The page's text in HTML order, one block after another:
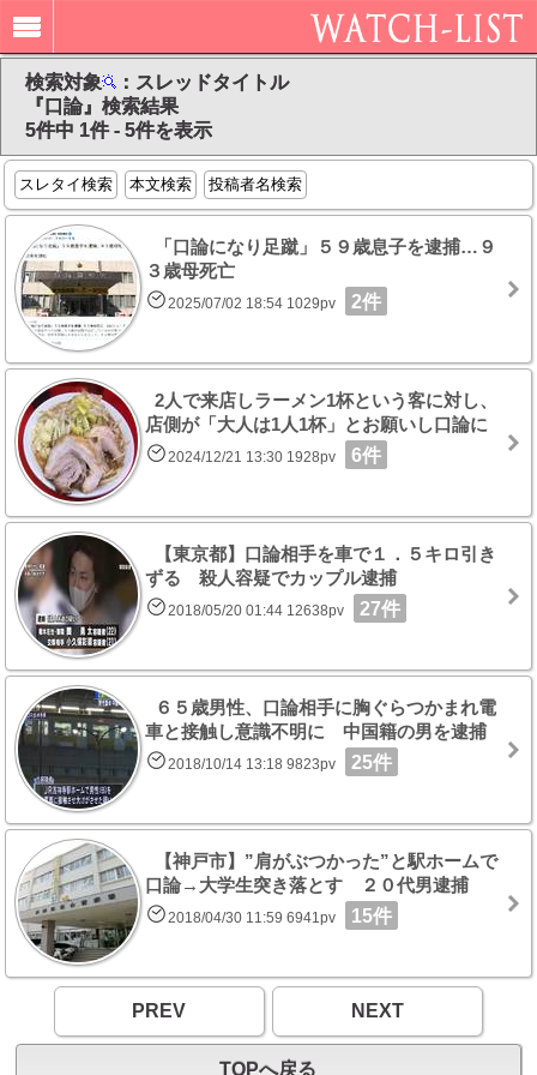
検索対象
：スレッドタイトル
『口論』検索結果
5件中 1件 - 5件を表示
スレタイ検索 本文検索 投稿者名検索
「口論になり足蹴」５９歳息子を逮捕…９
３歳母死亡
2025/07/02 18:54 1029pv 2件
2人で来店しラーメン1杯という客に対し、
店側が「大人は1人1杯」とお願いし口論に
2024/12/21 13:30 1928pv 6件
【東京都】口論相手を車で１．５キロ引き
ずる 殺人容疑でカップル逮捕
2018/05/20 01:44 12638pv 27件
６５歳男性、口論相手に胸ぐらつかまれ電
車と接触し意識不明に 中国籍の男を逮捕
2018/10/14 13:18 9823pv 25件
【神戸市】”肩がぶつかった”と駅ホームで
口論→大学生突き落とす ２０代男逮捕
2018/04/30 11:59 6941pv 15件
PREV NEXT
TOPへ戻る